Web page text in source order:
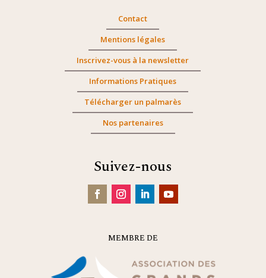
Contact
Mentions légales
Inscrivez-vous à la newsletter
Informations Pratiques
Télécharger un palmarès
Nos partenaires
Suivez-nous
MEMBRE DE